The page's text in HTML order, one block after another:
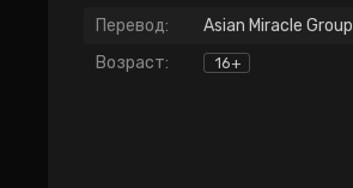
Перевод:
Asian Miracle Group
Возраст:
16+